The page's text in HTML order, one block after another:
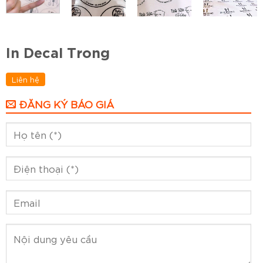
In Decal Trong
Liên hệ
ĐĂNG KÝ BÁO GIÁ